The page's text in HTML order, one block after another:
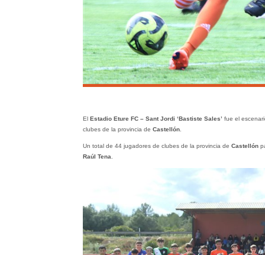
El Estadio Eture FC – Sant Jordi ‘Bastiste Sales’ fue el
clubes de la provincia de Castellón.
Un total de 44 jugadores de clubes de la provincia de Castellón
Raúl Tena